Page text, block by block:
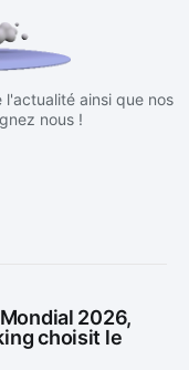
l'actualité ainsi que nos
nous !
2026,
choisit le